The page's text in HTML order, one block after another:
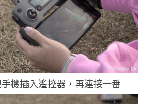
機插入遙控器，再連接一番